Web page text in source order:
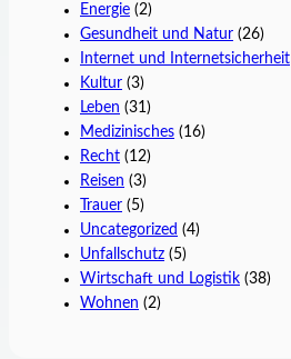
Energie (2)
Gesundheit und Natur (26)
Internet und Internetsicherheit
Kultur (3)
Leben (31)
Medizinisches (16)
Recht (12)
Reisen (3)
Trauer (5)
Uncategorized (4)
Unfallschutz (5)
Wirtschaft und Logistik (38)
Wohnen (2)